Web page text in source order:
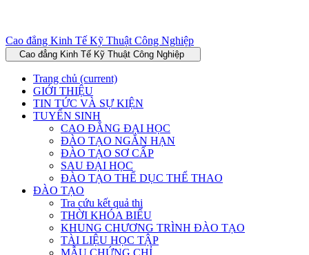
Cao đẳng Kinh Tế Kỹ Thuật Công Nghiệp
Cao đẳng Kinh Tế Kỹ Thuật Công Nghiệp
Trang chủ (current)
GIỚI THIỆU
TIN TỨC VÀ SỰ KIỆN
TUYỂN SINH
CAO ĐẲNG ĐẠI HỌC
ĐÀO TẠO NGẮN HẠN
ĐÀO TẠO SƠ CẤP
SAU ĐẠI HỌC
ĐÀO TẠO THỂ DỤC THỂ THAO
ĐÀO TẠO
Tra cứu kết quả thi
THỜI KHÓA BIỂU
KHUNG CHƯƠNG TRÌNH ĐÀO TẠO
TÀI LIỆU HỌC TẬP
MẪU CHỨNG CHỈ